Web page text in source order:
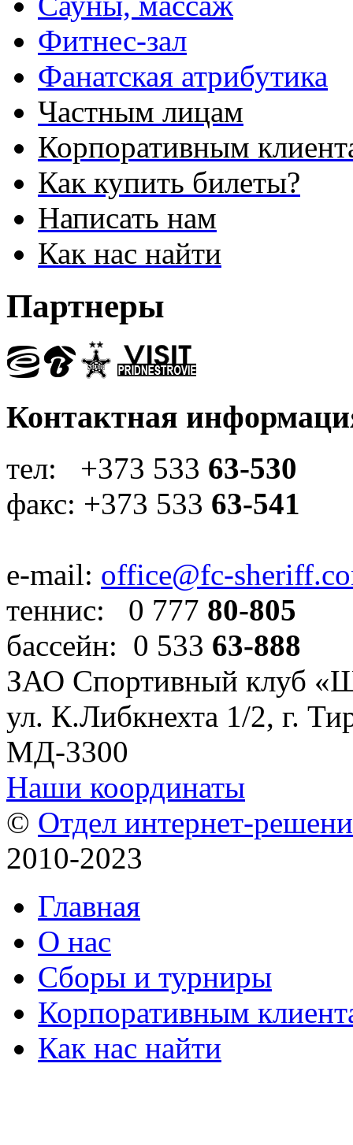
Фитнес-зал
Фанатская атрибутика
Частным лицам
Корпоративным
Как купить билеты?
Написать нам
Как нас найти
Партнеры
Контактная
тел: +373 533 63-530
факс: +373 533 63-541
e-mail: office@fc-
теннис: 0 777 80-805
бассейн: 0 533 63-888
ЗАО Спортивный клуб
ул. К.Либкнехта 1/2, г.
МД-3300
Наши координаты
© Отдел интернет-
2010-2023
Главная
О нас
Сборы и турниры
Корпоративным
Как нас найти